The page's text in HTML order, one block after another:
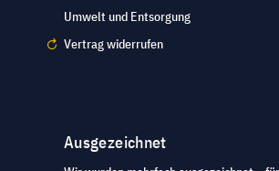
Umwelt und Entsorgung
Vertrag widerrufen
Ausgezeichnet